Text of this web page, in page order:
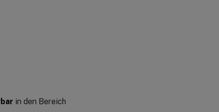
in den Bereich